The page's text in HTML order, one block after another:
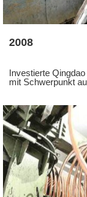
2008
Investierte
mit Schwerpunkt